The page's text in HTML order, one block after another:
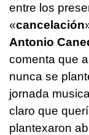
entre los
«cancelación
Antonio
comenta que
nunca se
jornada
claro que
plantexaron